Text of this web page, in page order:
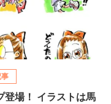
登場！ イラストは馬